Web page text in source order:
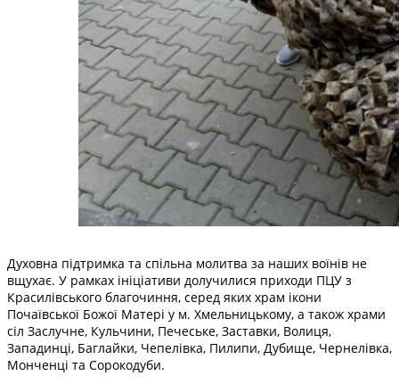
Духовна підтримка та спільна молитва за наших воїнів не
вщухає. У рамках ініціативи долучилися приходи ПЦУ з
Красилівського благочиння, серед яких храм ікони
Почаївської Божої Матері у м. Хмельницькому, а також храми
сіл Заслучне, Кульчини, Печеське, Заставки, Волиця,
Западинці, Баглайки, Чепелівка, Пилипи, Дубище, Чернелівка,
Монченці та Сорокодуби.